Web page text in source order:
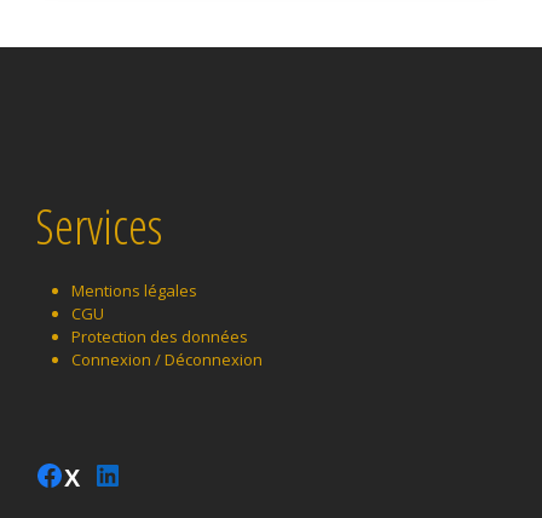
Services
Mentions légales
CGU
Protection des données
Connexion / Déconnexion
Facebook Twitter LinkedIn